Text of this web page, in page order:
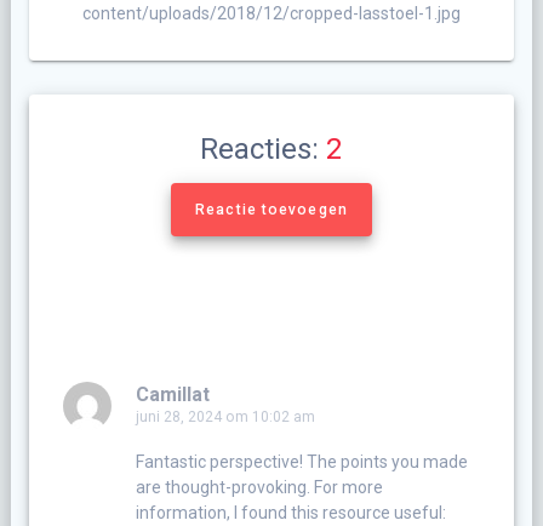
content/uploads/2018/12/cropped-lasstoel-1.jpg
Reacties: 2
Reactie toevoegen
Camillat
juni 28, 2024 om 10:02 am
Fantastic perspective! The points you made
are thought-provoking. For more
information, I found this resource useful: